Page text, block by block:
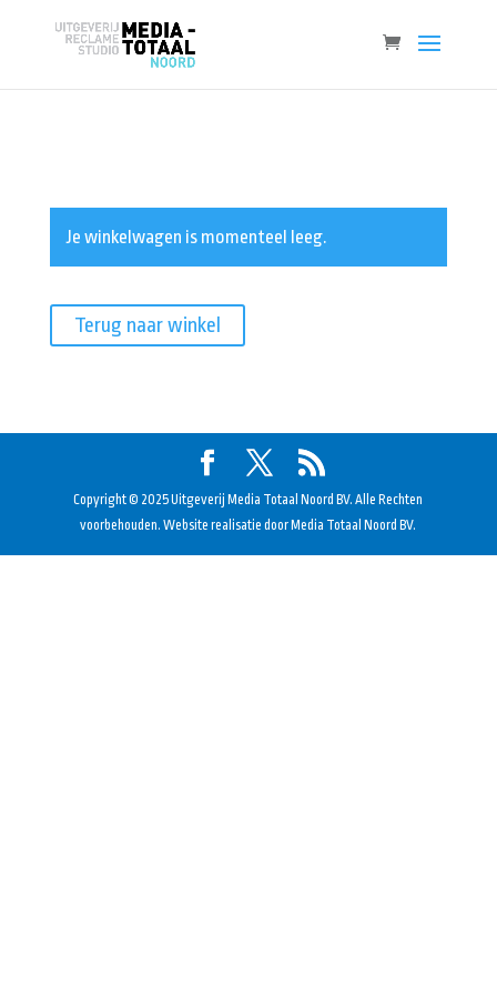
Je winkelwagen is momenteel leeg.
Terug naar winkel
Copyright © 2025 Uitgeverij Media Totaal Noord BV. Alle Rechten
voorbehouden. Website realisatie door Media Totaal Noord BV.